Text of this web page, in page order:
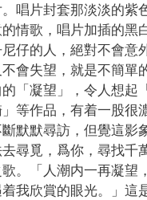
唱片封套那淡淡的紫
情歌，唱片加插的黑
仔的人，絕對不會意
會失望，就是不簡單
「凝望」，令人想起
等作品，有着一股很
默默尋訪，但覺這影
尋覓，爲你，尋找千
。「人潮内一再凝望
我欣賞的眼光。」這